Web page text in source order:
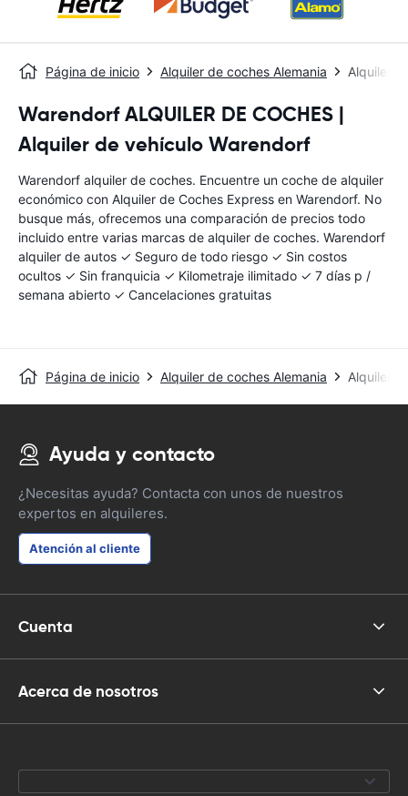
Página de inicio Alquiler de coches Alemania Alquiler
Warendorf ALQUILER DE COCHES |
Alquiler de vehículo Warendorf
Warendorf alquiler de coches. Encuentre un coche de alquiler
económico con Alquiler de Coches Express en Warendorf. No
busque más, ofrecemos una comparación de precios todo
incluido entre varias marcas de alquiler de coches. Warendorf
alquiler de autos ✓ Seguro de todo riesgo ✓ Sin costos
ocultos ✓ Sin franquicia ✓ Kilometraje ilimitado ✓ 7 días p /
semana abierto ✓ Cancelaciones gratuitas
Página de inicio Alquiler de coches Alemania Alquiler
Ayuda y contacto
¿Necesitas ayuda? Contacta con unos de nuestros
expertos en alquileres.
Atención al cliente
Cuenta
Acerca de nosotros